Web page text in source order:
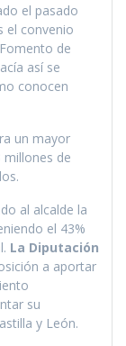
el pasado
el convenio
de
así se
conocen
un mayor
de
al alcalde la
el 43%
La Diputación
a aportar
su
y León.